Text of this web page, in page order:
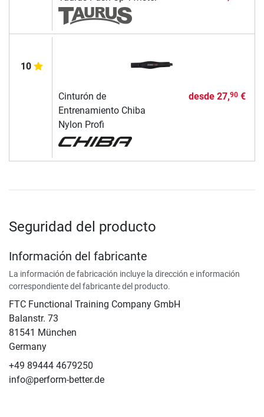
10
Cinturón de
Entrenamiento Chiba
Nylon Profi
desde 27,90€
Seguridad del producto
Información del fabricante
La información de fabricación incluye la dirección e información
correspondiente del fabricante del producto.
FTC Functional Training Company GmbH
Balanstr. 73
81541 München
Germany
+49 89444 4679250
info@perform-better.de